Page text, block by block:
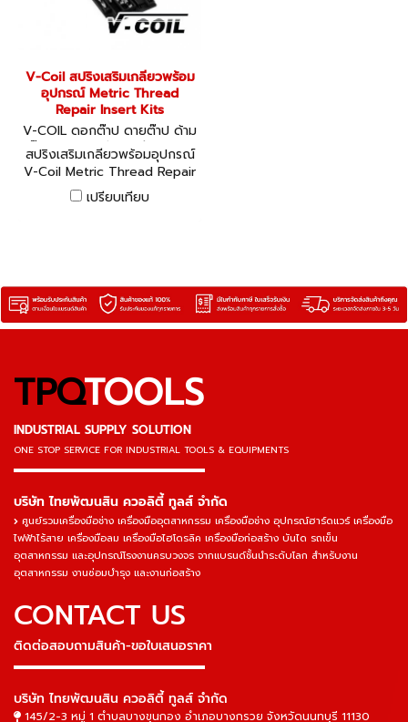
V-Coil สปริงเสริมเกลียวพร้อม
อุปกรณ์ Metric Thread
Repair Insert Kits
V-COIL ดอกต๊าป ดายต๊าป ด้าม
ต๊าป ชุดสปริงซ่อมเกลียว 040
01-04045
สปริงเสริมเกลียวพร้อมอุปกรณ์
V-Coil Metric Thread Repair
Insert Kits มีให้เลือก 37 ชุด
เปรียบเทียบ
TPQTOOLS
INDUSTRIAL SUPPLY SOLUTION
ONE STOP SERVICE FOR INDUSTRIAL TOOLS & EQUIPMENTS
▬▬▬▬▬▬▬▬▬▬▬▬▬▬▬
บริษัท ไทยพัฒนสิน ควอลิตี้ ทูลส์ จำกัด
ศูนย์รวมเครื่องมือช่าง เครื่องมืออุตสาหกรรม เครื่องมือช่าง อุปกรณ์ฮาร์ดแวร์ เครื่องมือ
ไฟฟ้าไร้สาย เครื่องมือลม เครื่องมือไฮโดรลิค เครื่องมือก่อสร้าง บันได รถเข็น
อุตสาหกรรม และอุปกรณ์โรงงานครบวงจร จากแบรนด์ชั้นนำระดับโลก สำหรับงาน
อุตสาหกรรม งานซ่อมบำรุง และงานก่อสร้าง
CONTACT US
ติดต่อสอบถามสินค้า-ขอใบเสนอราคา
▬▬▬▬▬▬▬▬▬▬▬▬▬▬▬
บริษัท ไทยพัฒนสิน ควอลิตี้ ทูลส์ จำกัด
145/2-3 หมู่ 1 ตำบลบางขุนกอง อำเภอบางกรวย จังหวัดนนทบุรี 11130